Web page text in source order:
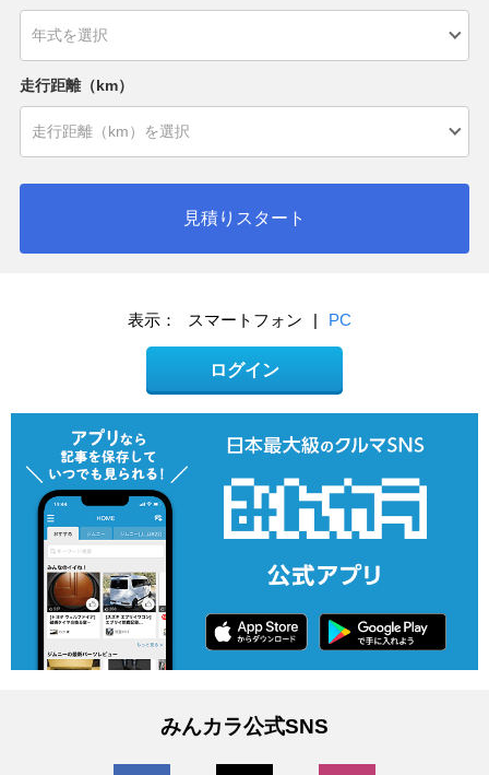
走行距離（km）
見積りスタート
表示： スマートフォン | PC
ログイン
みんカラ公式SNS